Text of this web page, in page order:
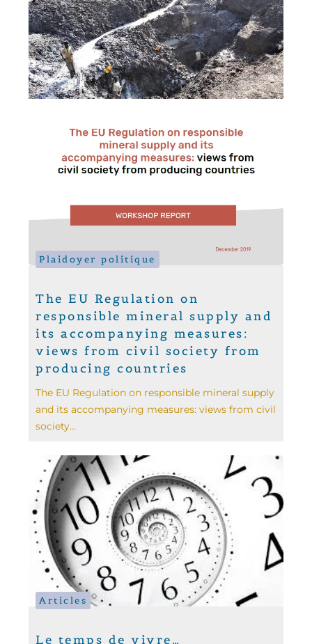
Plaidoyer politique
The EU Regulation on
responsible mineral supply and
its accompanying measures:
views from civil society from
producing countries
The EU Regulation on responsible mineral supply
and its accompanying measures: views from civil
society...
Articles
Le temps de vivre…